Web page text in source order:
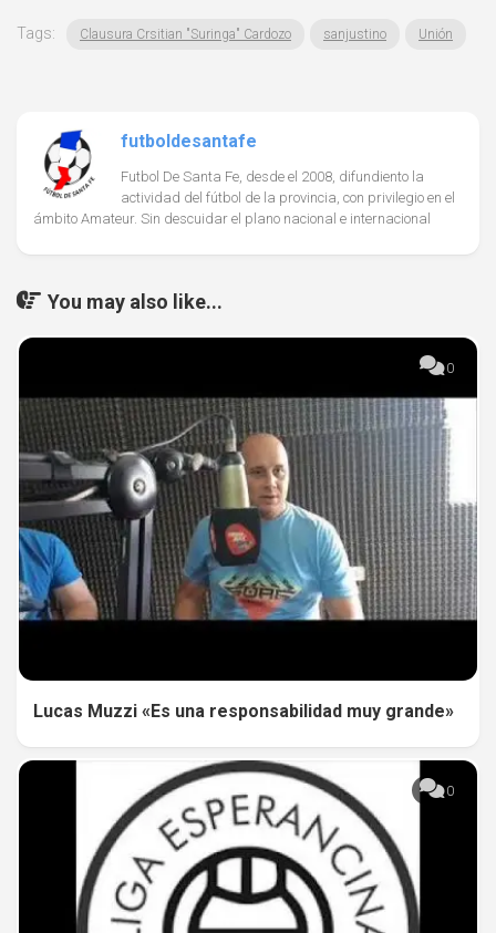
Tags: Clausura Crsitian "Suringa" Cardozo sanjustino Unión
futboldesantafe
Futbol De Santa Fe, desde el 2008, difundiento la
actividad del fútbol de la provincia, con privilegio en el
ámbito Amateur. Sin descuidar el plano nacional e internacional
You may also like...
0
Lucas Muzzi «Es una responsabilidad muy grande»
0